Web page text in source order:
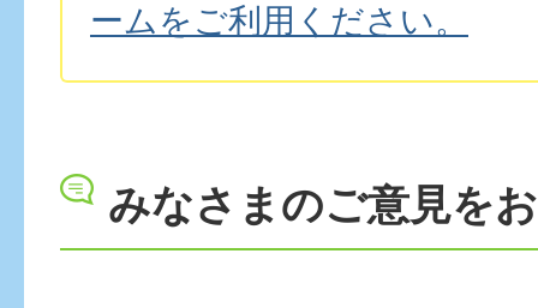
ームをご利用ください。
みなさまのご意見を